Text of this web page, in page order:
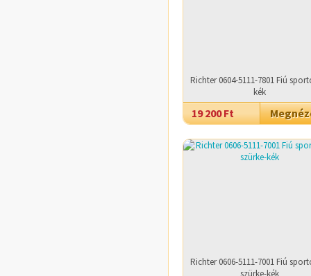
Richter 0604-5111-7801 Fiú
kék
19 200 Ft
Richter 0606-5111-7001 Fiú
szürke-kék